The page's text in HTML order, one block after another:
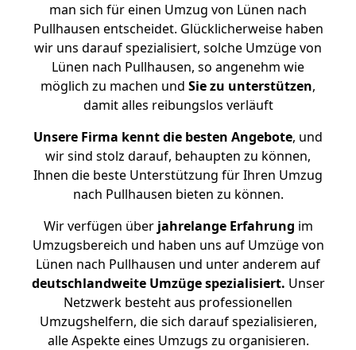
man sich für einen Umzug von Lünen nach
Pullhausen entscheidet. Glücklicherweise haben
wir uns darauf spezialisiert, solche Umzüge von
Lünen nach Pullhausen, so angenehm wie
möglich zu machen und Sie zu unterstützen,
damit alles reibungslos verläuft
Unsere Firma kennt die besten Angebote, und
wir sind stolz darauf, behaupten zu können,
Ihnen die beste Unterstützung für Ihren Umzug
nach Pullhausen bieten zu können.
Wir verfügen überjahrelange Erfahrung im
Umzugsbereich und haben uns auf Umzüge von
Lünen nach Pullhausen und unter anderem auf
deutschlandweite Umzüge spezialisiert. Unser
Netzwerk besteht aus professionellen
Umzugshelfern, die sich darauf spezialisieren,
alle Aspekte eines Umzugs zu organisieren.